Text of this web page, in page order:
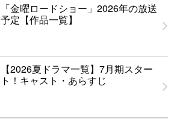
「金曜ロードショー」2026年の放送
予定【作品一覧】
【2026夏ドラマ一覧】7月期スター
ト！キャスト・あらすじ